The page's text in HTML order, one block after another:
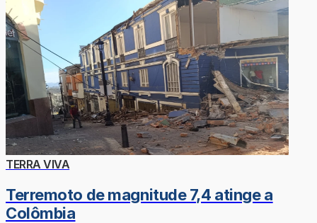
TERRA VIVA
Terremoto de magnitude 7,4 atinge a
Colômbia